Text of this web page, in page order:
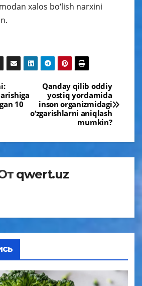
xalos bo‘lish narxini
Qanday qilib oddiy
yostiq yordamida
inson organizmidagi
o‘zgarishlarni aniqlash
mumkin?
10
qwert.uz